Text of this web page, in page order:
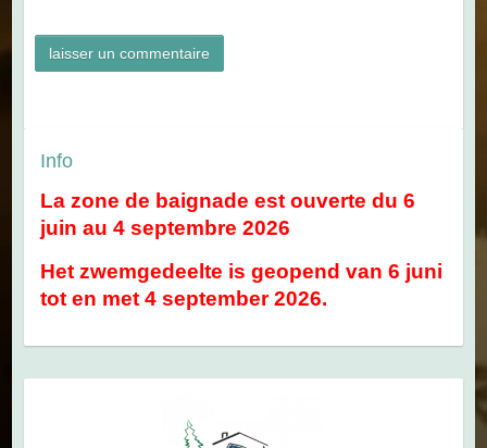
Info
La zone de baignade est ouverte du 6
juin au 4 septembre 2026
Het zwemgedeelte is geopend van 6 juni
tot en met 4 september 2026.